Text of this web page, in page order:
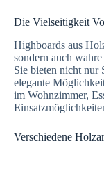
Die Vielseitigkeit
Highboards aus
sondern auch wahre
Sie bieten nicht nur
elegante
im Wohnzimmer,
Verschiedene